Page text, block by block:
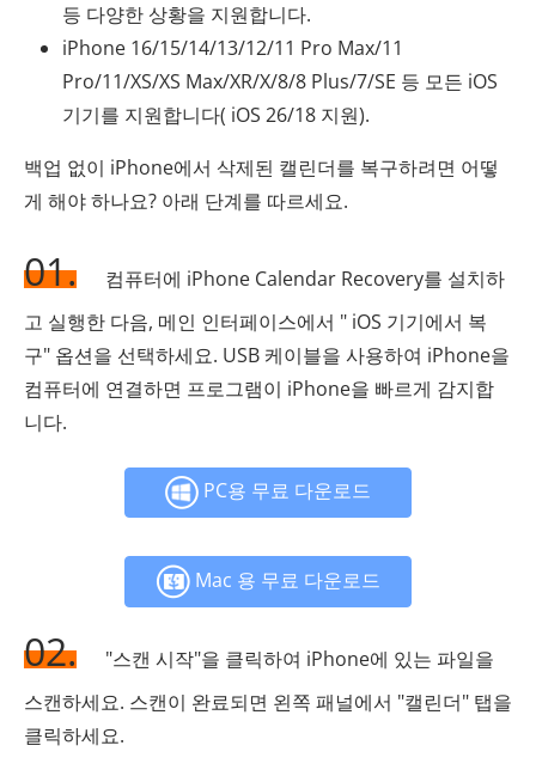
등 다양한 상황을 지원합니다.
iPhone 16/15/14/13/12/11 Pro Max/11
Pro/11/XS/XS Max/XR/X/8/8 Plus/7/SE 등 모든 iOS
기기를 지원합니다( iOS 26/18 지원).
백업 없이 iPhone에서 삭제된 캘린더를 복구하려면 어떻
게 해야 하나요? 아래 단계를 따르세요.
01.
컴퓨터에 iPhone Calendar Recovery를 설치하
고 실행한 다음, 메인 인터페이스에서 " iOS 기기에서 복
구" 옵션을 선택하세요. USB 케이블을 사용하여 iPhone을
컴퓨터에 연결하면 프로그램이 iPhone을 빠르게 감지합
니다.
PC용 무료 다운로드
Mac 용 무료 다운로드
02.
"스캔 시작"을 클릭하여 iPhone에 있는 파일을
스캔하세요. 스캔이 완료되면 왼쪽 패널에서 "캘린더" 탭을
클릭하세요.